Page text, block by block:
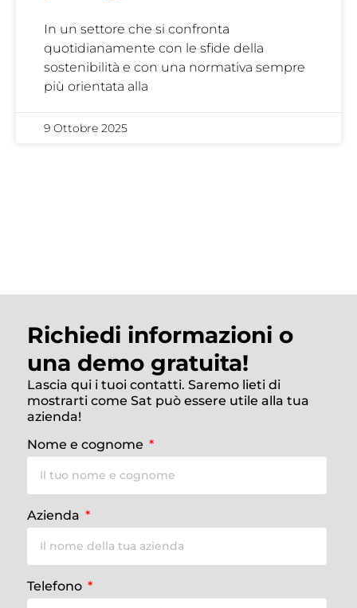
In un settore che si confronta
quotidianamente con le sfide della
sostenibilità e con una normativa sempre
più orientata alla
9 Ottobre 2025
Richiedi informazioni o
una demo gratuita!
Lascia qui i tuoi contatti. Saremo lieti di
mostrarti come Sat può essere utile alla tua
azienda!
Nome e cognome
Azienda
Telefono